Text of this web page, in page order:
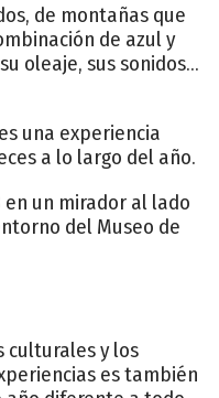
de montañas que
de azul y
oleaje, sus sonidos...
una experiencia
a lo largo del año.
en un mirador al lado
del Museo de
culturales y los
es también